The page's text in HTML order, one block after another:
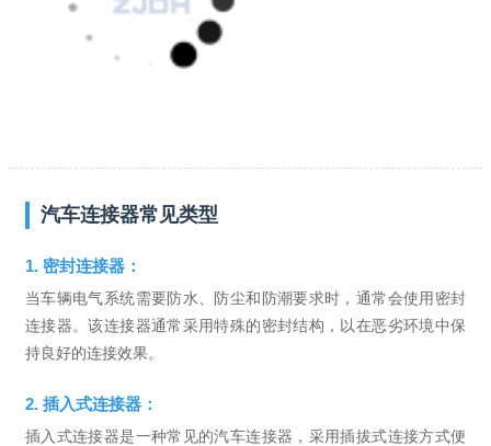
汽车连接器常见类型
1. 密封连接器：
当车辆电气系统需要防水、防尘和防潮要求时，通常会使用密封
连接器。该连接器通常采用特殊的密封结构，以在恶劣环境中保
持良好的连接效果。
2. 插入式连接器：
插入式连接器是一种常见的汽车连接器，采用插拔式连接方式便